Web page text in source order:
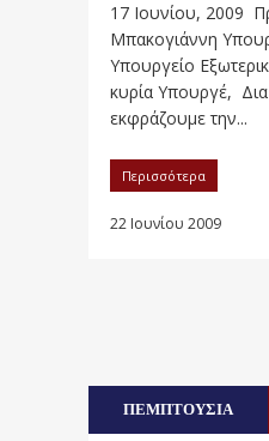
17 Ιουνίου, 2009
Μπακογιάννη
Υπουργείο
κυρία Υπουργέ,
εκφράζουμε την...
Περισσότερα
22 Ιουνίου 2009
ΠΕΜΠΤΟΥΣΙΑ